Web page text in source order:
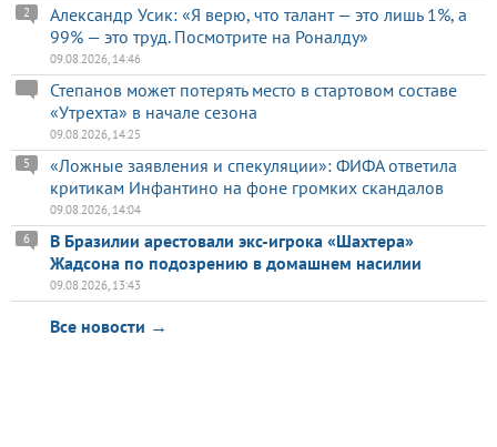
Александр Усик: «Я верю, что талант — это лишь 1%, а
99% — это труд. Посмотрите на Роналду»
2
09.08.2026, 14:46
Степанов может потерять место в стартовом составе
«Утрехта» в начале сезона
09.08.2026, 14:25
«Ложные заявления и спекуляции»: ФИФА ответила
критикам Инфантино на фоне громких скандалов
5
09.08.2026, 14:04
В Бразилии арестовали экс-игрока «Шахтера»
Жадсона по подозрению в домашнем насилии
6
09.08.2026, 13:43
Все новости →